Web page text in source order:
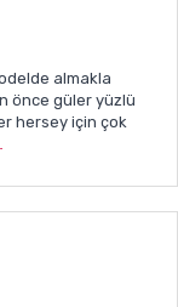
almakla
önce güler yüzlü
hersey için çok